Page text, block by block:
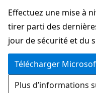
principal
Effectuez une mise à
tirer parti des
jour de sécurité et du
Télécharger
Plus d’informations